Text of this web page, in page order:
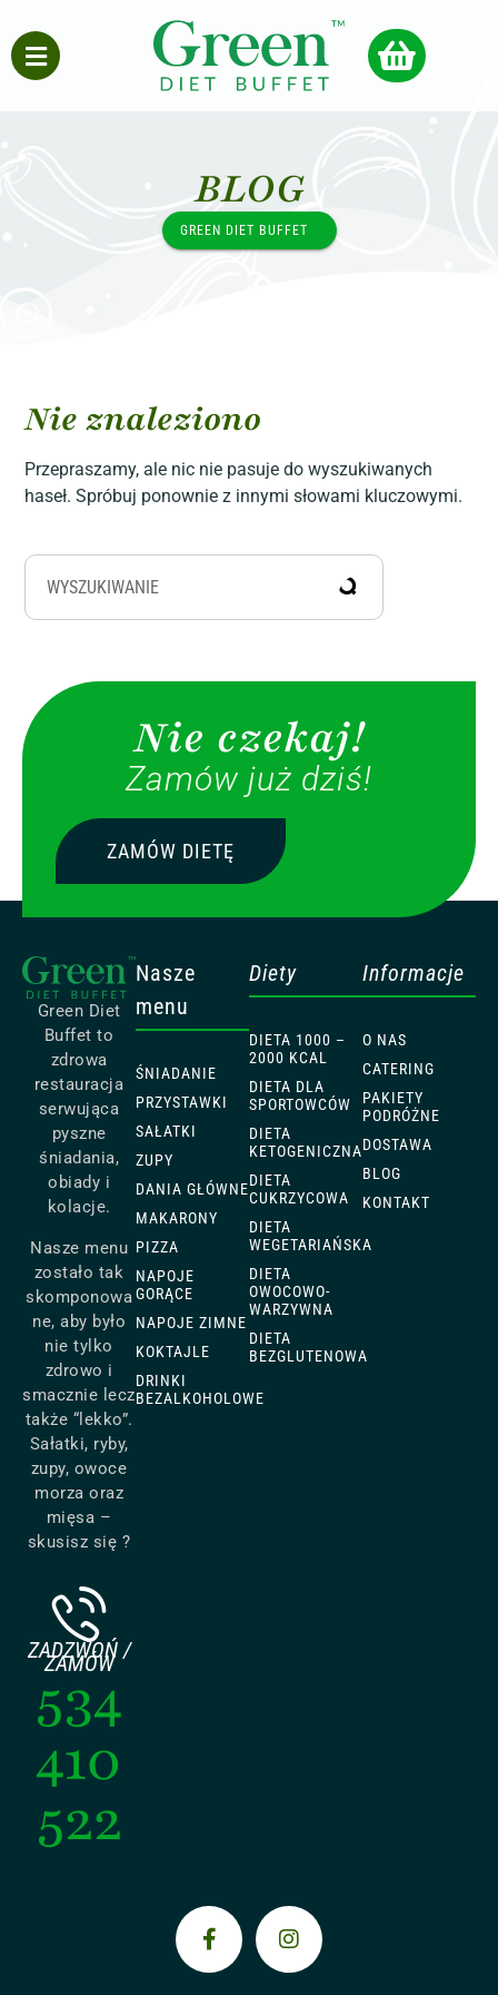
BLOG
GREEN DIET BUFFET
Nie znaleziono
Przepraszamy, ale nic nie pasuje do wyszukiwanych
haseł. Spróbuj ponownie z innymi słowami kluczowymi.
Nie czekaj!
Zamów już dziś!
ZAMÓW DIETĘ
Green Diet
Buffet to
zdrowa
restauracja
serwująca
pyszne
śniadania,
obiady i
kolacje.
Nasze menu
zostało tak
skomponowa
ne, aby było
nie tylko
zdrowo i
smacznie lecz
także “lekko”.
Sałatki, ryby,
zupy, owoce
morza oraz
mięsa –
skusisz się ?
ZADZWOŃ /
ZAMÓW
534
410
522
Nasze
menu
ŚNIADANIE
PRZYSTAWKI
SAŁATKI
ZUPY
DANIA GŁÓWNE
MAKARONY
PIZZA
NAPOJE
GORĄCE
NAPOJE ZIMNE
KOKTAJLE
DRINKI
BEZALKOHOLOWE
Diety
DIETA 1000 –
2000 KCAL
DIETA DLA
SPORTOWCÓW
DIETA
KETOGENICZNA
DIETA
CUKRZYCOWA
DIETA
WEGETARIAŃSKA
DIETA
OWOCOWO-
WARZYWNA
DIETA
BEZGLUTENOWA
Informacje
O NAS
CATERING
PAKIETY
PODRÓŻNE
DOSTAWA
BLOG
KONTAKT